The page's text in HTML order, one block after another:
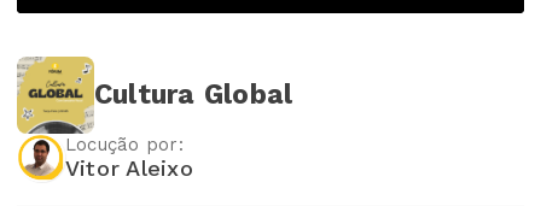
Cultura Global
Locução por:
Vitor Aleixo